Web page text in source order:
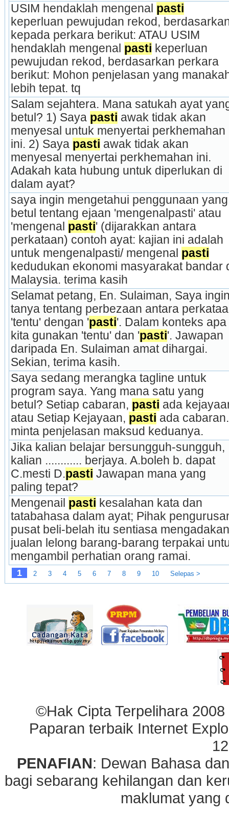
USIM hendaklah mengenal pasti
keperluan pewujudan rekod,
kepada perkara berikut: ATAU USIM
hendaklah mengenal pasti keperluan
pewujudan rekod, berdasarkan perkara
berikut: Mohon penjelasan yang
lebih tepat. tq
Salam sejahtera. Mana satukah ayat
betul? 1) Saya pasti awak tidak akan
menyesal untuk menyertai perkhemahan
ini. 2) Saya pasti awak tidak akan
menyesal menyertai perkhemahan ini.
Adakah kata hubung untuk diperlukan di
dalam ayat?
saya ingin mengetahui penggunaan yang
betul tentang ejaan 'mengenalpasti' atau
'mengenal pasti' (dijarakkan antara
perkataan) contoh ayat: kajian ini adalah
untuk mengenalpasti/ mengenal pasti
kedudukan ekonomi masyarakat bandar
Malaysia. terima kasih
Selamat petang, En. Sulaiman, Saya
tanya tentang perbezaan antara
'tentu' dengan 'pasti'. Dalam konteks apa
kita gunakan 'tentu' dan 'pasti'. Jawapan
daripada En. Sulaiman amat dihargai.
Sekian, terima kasih.
Saya sedang merangka tagline untuk
program saya. Yang mana satu yang
betul? Setiap cabaran, pasti ada
atau Setiap Kejayaan, pasti ada cabaran.
minta penjelasan maksud keduanya.
Jika kalian belajar bersungguh-sungguh,
kalian ............ berjaya. A.boleh b. dapat
C.mesti D.pasti Jawapan mana yang
paling tepat?
Mengenail pasti kesalahan kata dan
tatabahasa dalam ayat; Pihak
pusat beli-belah itu sentiasa mengadakan
jualan lelong barang-barang terpakai
mengambil perhatian orang ramai.
1 2 3 4 5 6 7 8 9 10 Selepas >
©Hak Cipta Terpelihara
Paparan terbaik Internet
PENAFIAN: Dewan Bahasa
bagi sebarang kehilangan dan
maklumat yang